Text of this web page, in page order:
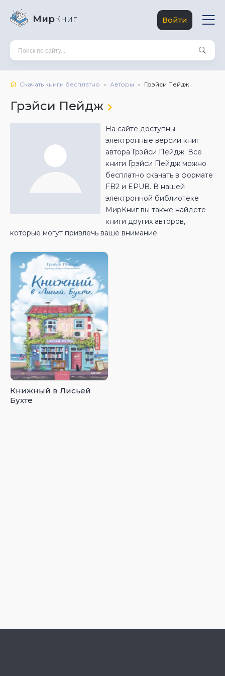
МирКниг Войти
Скачать книги бесплатно Авторы Грэйси Пейдж
Грэйси Пейдж
На сайте доступны
электронные версии книг
автора Грэйси Пейдж. Все
книги Грэйси Пейдж можно
бесплатно скачать в формате
FB2 и EPUB. В нашей
электронной библиотеке
МирКниг вы также найдете
книги других авторов,
которые могут привлечь ваше внимание.
Книжный в Лисьей
Бухте